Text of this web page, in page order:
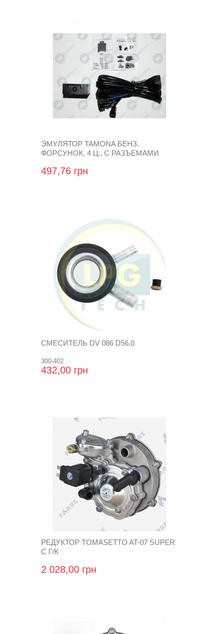
ЭМУЛЯТОР TAMONA БЕНЗ.
ФОРСУНОК, 4 Ц., С РАЗЪЕМАМИ
497,76 грн
СМЕСИТЕЛЬ DV 086 D56,0
300-402
432,00 грн
РЕДУКТОР TOMASETTO AT-07 SUPER
С Г/К
2 028,00 грн